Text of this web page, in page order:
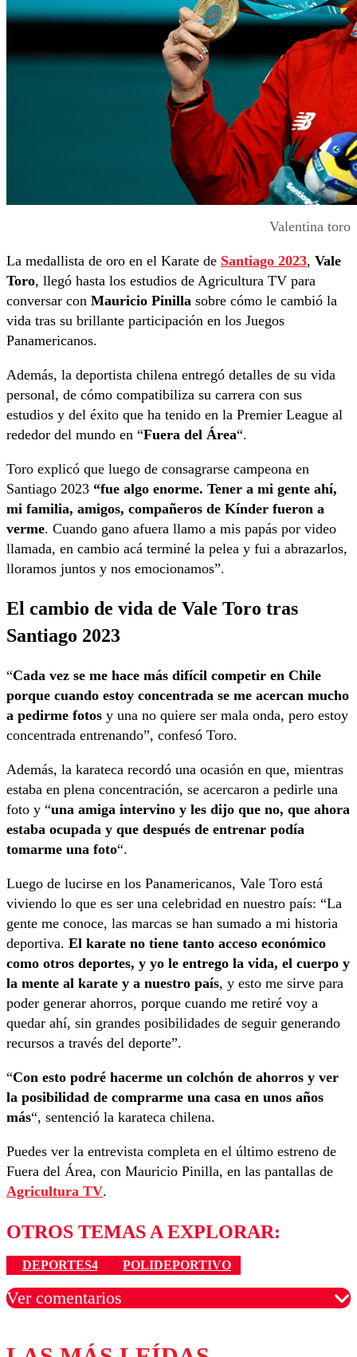
Valentina toro
La medallista de oro en el Karate de Santiago 2023, Vale
Toro, llegó hasta los estudios de Agricultura TV para
conversar con Mauricio Pinilla sobre cómo le cambió la
vida tras su brillante participación en los Juegos
Panamericanos.
Además, la deportista chilena entregó detalles de su vida
personal, de cómo compatibiliza su carrera con sus
estudios y del éxito que ha tenido en la Premier League al
rededor del mundo en “Fuera del Área“.
Toro explicó que luego de consagrarse campeona en
Santiago 2023 “fue algo enorme. Tener a mi gente ahí,
mi familia, amigos, compañeros de Kínder fueron a
verme. Cuando gano afuera llamo a mis papás por video
llamada, en cambio acá terminé la pelea y fui a abrazarlos,
lloramos juntos y nos emocionamos”.
El cambio de vida de Vale Toro tras
Santiago 2023
“Cada vez se me hace más difícil competir en Chile
porque cuando estoy concentrada se me acercan mucho
a pedirme fotos y una no quiere ser mala onda, pero estoy
concentrada entrenando”, confesó Toro.
Además, la karateca recordó una ocasión en que, mientras
estaba en plena concentración, se acercaron a pedirle una
foto y “una amiga intervino y les dijo que no, que ahora
estaba ocupada y que después de entrenar podía
tomarme una foto“.
Luego de lucirse en los Panamericanos, Vale Toro está
viviendo lo que es ser una celebridad en nuestro país: “La
gente me conoce, las marcas se han sumado a mi historia
deportiva. El karate no tiene tanto acceso económico
como otros deportes, y yo le entrego la vida, el cuerpo y
la mente al karate y a nuestro país, y esto me sirve para
poder generar ahorros, porque cuando me retiré voy a
quedar ahí, sin grandes posibilidades de seguir generando
recursos a través del deporte”.
“Con esto podré hacerme un colchón de ahorros y ver
la posibilidad de comprarme una casa en unos años
más“, sentenció la karateca chilena.
Puedes ver la entrevista completa en el último estreno de
Fuera del Área, con Mauricio Pinilla, en las pantallas de
Agricultura TV.
OTROS TEMAS A EXPLORAR:
DEPORTES4 POLIDEPORTIVO
Ver comentarios
Los comentarios son moderados para garantizar un